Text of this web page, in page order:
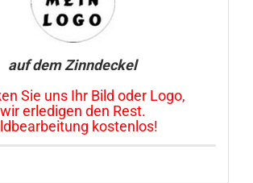
auf dem Zinndeckel
Sie uns Ihr Bild oder Logo,
wir erledigen den Rest.
kostenlos!